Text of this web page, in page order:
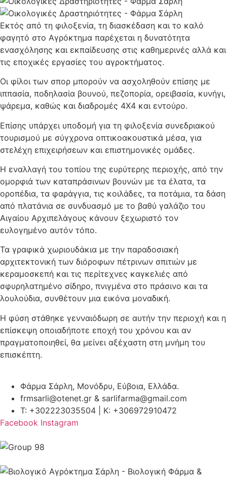
Εκτός από τη φιλοξενία, τη διασκέδαση και το καλό
φαγητό στο Αγρόκτημα παρέχεται η δυνατότητα
ενασχόλησης και εκπαίδευσης στις καθημερινές αλλά και
τις εποχικές εργασίες του αγροκτήματος.
Οι φίλοι των σπορ μπορούν να ασχοληθούν επίσης με
ιππασία, ποδηλασία βουνού, πεζοπορία, ορειβασία, κυνήγι,
ψάρεμα, καθώς και διαδρομές 4Χ4 και εντούρο.
Επίσης υπάρχει υποδομή για τη φιλοξενία συνεδριακού
τουρισμού με σύγχρονα οπτικοακουστικά μέσα, για
στελέχη επιχειρήσεων και επιστημονικές ομάδες.
Η εναλλαγή του τοπίου της ευρύτερης περιοχής, από την
ομορφιά των καταπράσινων βουνών με τα έλατα, τα
οροπέδια, τα φαράγγια, τις κοιλάδες, τα ποτάμια, τα δάση
από πλατάνια σε συνδυασμό με το βαθύ γαλάζιο του
Αιγαίου Αρχιπελάγους κάνουν ξεχωριστό τον
ευλογημένο αυτόν τόπο.
Τα γραφικά χωριουδάκια με την παραδοσιακή
αρχιτεκτονική των διόροφων πέτρινων σπιτιών με
κεραμοσκεπή και τις περίτεχνες καγκελιές από
σφυρηλατημένο σίδηρο, πνιγμένα στο πράσινο και τα
λουλούδια, συνθέτουν μια εικόνα μοναδική.
Η φύση στάθηκε γενναιόδωρη σε αυτήν την περιοχή και η
επίσκεψη οποιαδήποτε εποχή του χρόνου και αν
πραγματοποιηθεί, θα μείνει αξέχαστη στη μνήμη του
επισκέπτη.
Φάρμα Σάρλη, Μονόδρυ, Εύβοια, Ελλάδα.
frmsarli@otenet.gr & sarlifarma@gmail.com
T: +302223035504 | Κ: +306972910472
Facebook Instagram